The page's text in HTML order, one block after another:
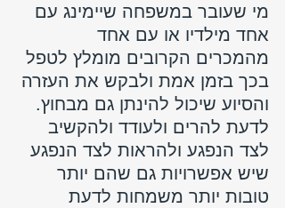
מי שעובר במשפחה שיימינג עם
אחד מילדיו או עם אחד
מהמכרים הקרובים מומלץ לטפל
בכך בזמן אמת ולבקש את העזרה
והסיוע שיכול להינתן גם מבחוץ.
לדעת להרים ולעודד ולהקשיב
לצד הנפגע ולהראות לצד הנפגע
שיש אפשרויות גם שהם יותר
טובות יותר משמחות לדעת